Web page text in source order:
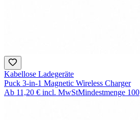
Kabellose Ladegeräte
Puck 3-in-1 Magnetic Wireless Charger
Ab 11,20 € incl. MwStMindestmenge 100